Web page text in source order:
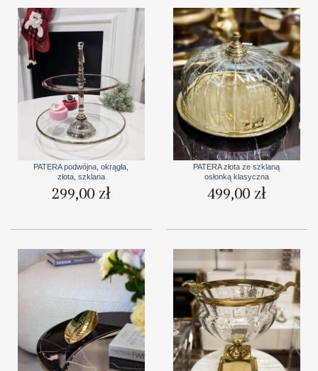
PATERA podwójna, okrągła,
złota, szklana
299,00 zł
PATERA złota ze szklaną
osłonką klasyczna
499,00 zł